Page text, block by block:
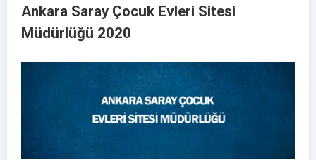
Ankara Saray Çocuk Evleri Sitesi
Müdürlüğü 2020